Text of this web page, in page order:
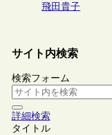
飛田貴子
サイト内検索
検索フォーム
詳細検索
タイトル